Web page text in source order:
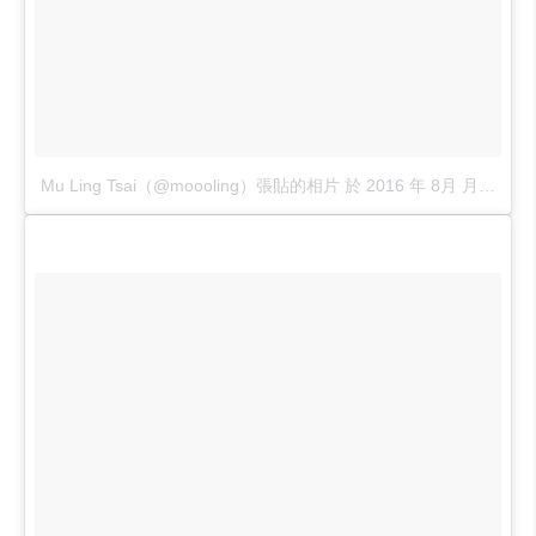
Mu Ling Tsai（@moooling）張貼的相片 於 2016 年 8月 月 11 2:17下午 PDT